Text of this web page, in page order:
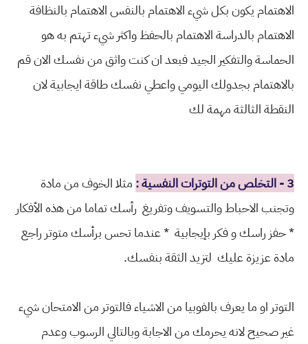
الاهتمام يكون بكل شيء الاهتمام بالنفس الاهتمام بالنظافة
الاهتمام بالدراسة الاهتمام بالحفظ واكثر شيء تهتم به هو
الحماسة والتفكير الجيد فبعد ان كنت واثق من نفسك الان قم
بالاهتمام بجدولك اليومي واعطي نفسك طاقة ايجابية لان
النقطة الثالثة مهمة لك
3 - ﺍﻟﺘﺨﻠﺺ ﻣﻦ ﺍﻟﺘﻮﺗﺮﺍﺕ ﺍﻟﻨﻔﺴﻴﺔ :
ﻣﺜﻼ ﺍﻟﺨﻮﻑ ﻣﻦ ﻣﺎﺩﺓ
وتجنب الاحباط والتسويف وتفريغ ﺭأﺳﻚ تماما ﻣﻦ ﻫذه ﺍلأﻓﻜﺎﺭ
* ﺣﻔﺰ ﺭﺍﺳﻚ ﻭ ﻓﻜﺮ بإيجابية * عندما ﺗﺤﺲ ﺑﺮأﺳﻚ ﻣﺘﻮﺗﺮ راجع
ﻣﺎﺩﺓ ﻋﺰﻳﺰﺓ ﻋﻠﻴﻚ لتزيد ﺍﻟﺜﻘﺔ بنفسك.
التوتر او ما يعرف بالفوبيا من الاشياء فالتوتر من الامتحان شيء
غير صحيح لانه يحرمك من الاجابة وبالتالي الرسوب وعدم